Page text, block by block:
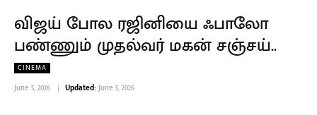
விஜய் போல ரஜினியை ஃபாலோ
பண்ணும் முதல்வர் மகன் சஞ்சய்..
CINEMA
June 5, 2026 Updated: June 5, 2026